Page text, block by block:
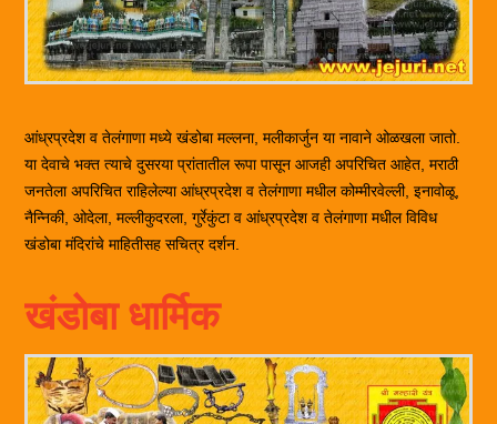
आंध्रप्रदेश व तेलंगाणा मध्ये खंडोबा मल्लना, मलीकार्जुन या नावाने ओळखला जातो.
या देवाचे भक्त त्याचे दुसरया प्रांतातील रूपा पासून आजही अपरिचित आहेत, मराठी
जनतेला अपरिचित राहिलेल्या आंध्रप्रदेश व तेलंगाणा मधील कोम्मीरवेल्ली, इनावोळू,
नैन्निकी, ओदेला, मल्लीकुदरला, गुर्रेकुंटा व आंध्रप्रदेश व तेलंगाणा मधील विविध
खंडोबा मंदिरांचे माहितीसह सचित्र दर्शन.
खंडोबा धार्मिक